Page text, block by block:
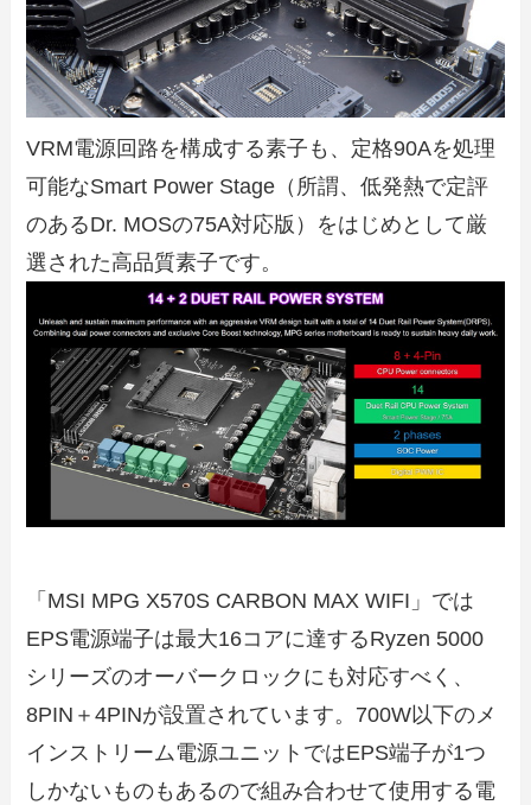
VRM電源回路を構成する素子も、定格90Aを処理
可能なSmart Power Stage（所謂、低発熱で定評
のあるDr. MOSの75A対応版）をはじめとして厳
選された高品質素子です。
「MSI MPG X570S CARBON MAX WIFI」では
EPS電源端子は最大16コアに達するRyzen 5000
シリーズのオーバークロックにも対応すべく、
8PIN＋4PINが設置されています。700W以下のメ
インストリーム電源ユニットではEPS端子が1つ
しかないものもあるので組み合わせて使用する電